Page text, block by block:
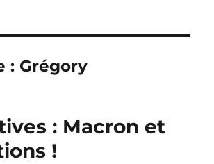
: Grégory
: Macron et
!